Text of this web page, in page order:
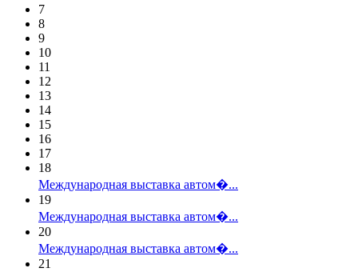
7
8
9
10
11
12
13
14
15
16
17
18
Международная выставка автом�...
19
Международная выставка автом�...
20
Международная выставка автом�...
21